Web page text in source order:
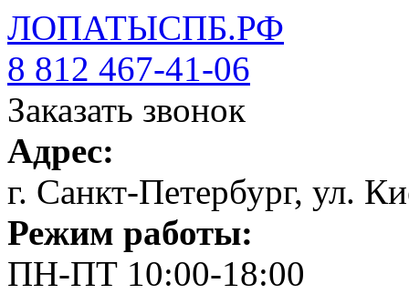
ЛОПАТЫСПБ.РФ
8 812 467-41-06
Заказать звонок
Адрес:
г. Санкт-Петербург, ул.
Режим работы:
ПН-ПТ 10:00-18:00